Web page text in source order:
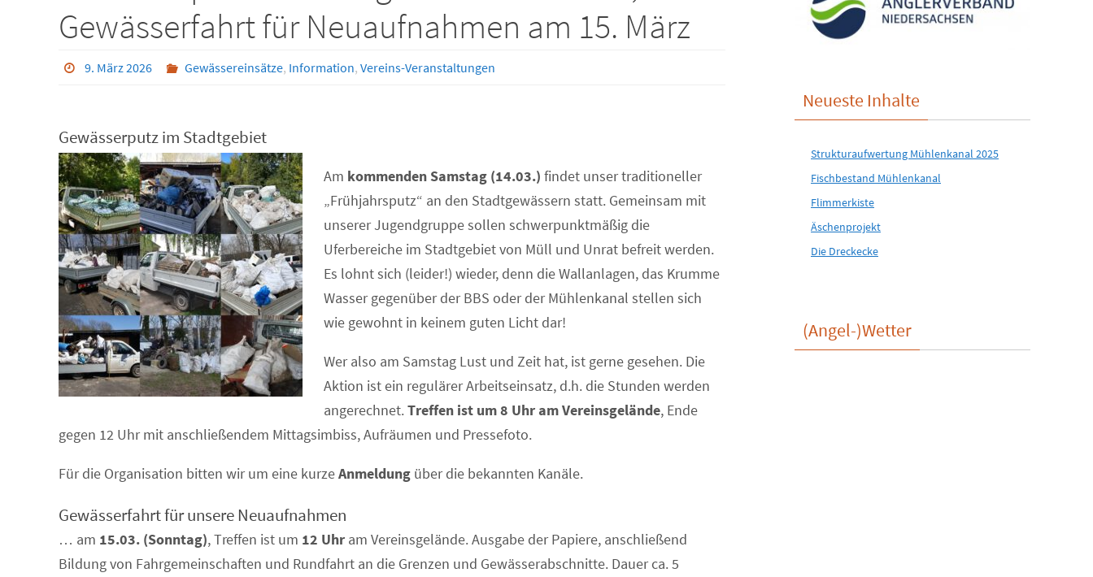
Gewässerfahrt für Neuaufnahmen am 15. März
9. März 2026 Gewässereinsätze, Information, Vereins-Veranstaltungen
Gewässerputz im Stadtgebiet
Am kommenden Samstag (14.03.) findet unser traditioneller
„Frühjahrsputz“ an den Stadtgewässern statt. Gemeinsam mit
unserer Jugendgruppe sollen schwerpunktmäßig die
Uferbereiche im Stadtgebiet von Müll und Unrat befreit werden.
Es lohnt sich (leider!) wieder, denn die Wallanlagen, das Krumme
Wasser gegenüber der BBS oder der Mühlenkanal stellen sich
wie gewohnt in keinem guten Licht dar!
Wer also am Samstag Lust und Zeit hat, ist gerne gesehen. Die
Aktion ist ein regulärer Arbeitseinsatz, d.h. die Stunden werden
angerechnet.Treffen ist um 8 Uhr am Vereinsgelände, Ende
gegen 12 Uhr mit anschließendem Mittagsimbiss, Aufräumen und Pressefoto.
Für die Organisation bitten wir um eine kurzeAnmeldung über die bekannten Kanäle.
Gewässerfahrt für unsere Neuaufnahmen
… am 15.03. (Sonntag), Treffen ist um 12 Uhr am Vereinsgelände. Ausgabe der Papiere, anschließend
Bildung von Fahrgemeinschaften und Rundfahrt an die Grenzen und Gewässerabschnitte. Dauer ca. 5
Neueste Inhalte
Strukturaufwertung Mühlenkanal 2025
Fischbestand Mühlenkanal
Flimmerkiste
Äschenprojekt
Die Dreckecke
(Angel-)Wetter